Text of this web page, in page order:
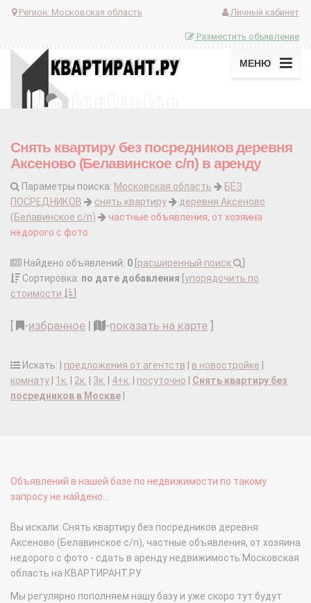
Регион: Московская область Личный кабинет
Разместить объявление
МЕНЮ
Снять квартиру без посредников деревня
Аксеново (Белавинское с/п) в аренду
Параметры поиска: Московская область
БЕЗ
ПОСРЕДНИКОВ
снять квартиру
деревня Аксеново
(Белавинское с/п)
частные объявления, от хозяина
недорого с фото
Найдено объявлений: 0 расширенный поиск
Сортировка: по дате добавления упорядочить по
стоимости
-избранное | -показать на карте
Искать: | предложения от агентств в новостройке
комнату
1к. 2к. 3к. 4+к. посуточно
Снять квартиру без
посредников в Москве
Объявлений в нашей базе по недвижимости по такому
запросу не найдено...
Вы искали: Снять квартиру без посредников деревня
Аксеново (Белавинское с/п), частные объявления, от хозяина
недорого с фото - сдать в аренду недвижимость Московская
область на КВАРТИРАНТ.РУ
Мы регулярно пополняем нашу базу и уже скоро тут будут